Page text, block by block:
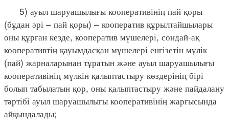
5) ауыл шаруашылығы кооперативінің пай қоры
(бұдан әрі – пай қоры) – кооператив құрылтайшылары
оны құрған кезде, кооператив мүшелері, сондай-ақ
кооперативтің қауымдасқан мүшелері енгізетін мүлік
(пай) жарналарынан тұратын және ауыл шаруашылығы
кооперативінің мүлкін қалыптастыру көздерінің бірі
болып табылатын қор, оны қалыптастыру және пайдалану
тәртібі ауыл шаруашылығы кооперативінің жарғысында
айқындалады;